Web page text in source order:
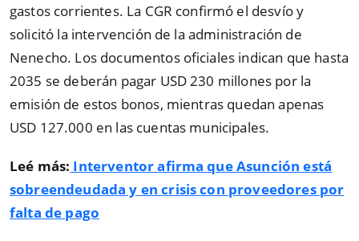
gastos corrientes. La CGR confirmó el desvío y
solicitó la intervención de la administración de
Nenecho. Los documentos oficiales indican que hasta
2035 se deberán pagar USD 230 millones por la
emisión de estos bonos, mientras quedan apenas
USD 127.000 en las cuentas municipales.
Leé más: Interventor afirma que Asunción está
sobreendeudada y en crisis con proveedores por
falta de pago